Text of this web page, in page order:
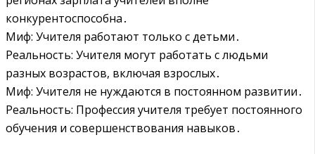
конкурентоспособна․
Миф: Учителя работают только с детьми․
Реальность: Учителя могут работать с людьми
разных возрастов, включая взрослых․
Миф: Учителя не нуждаются в постоянном развитии․
Реальность: Профессия учителя требует постоянного
обучения и совершенствования навыков․